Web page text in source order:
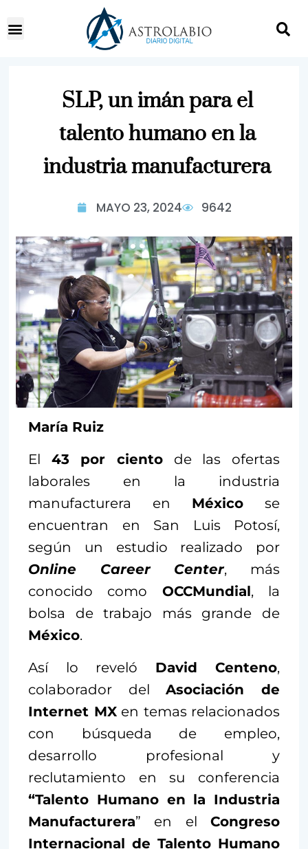
SLP, un imán para el
talento humano en la
industria manufacturera
MAYO 23, 2024 9642
María Ruiz
El 43 por ciento de las ofertas
laborales en la industria
manufacturera en México se
encuentran en San Luis Potosí,
según un estudio realizado por
Online Career Center, más
conocido como OCCMundial, la
bolsa de trabajo más grande de
México.
Así lo reveló David Centeno,
colaborador delAsociación de
Internet MXen temas relacionados
con búsqueda de empleo,
desarrollo profesional y
reclutamiento en su conferencia
“Talento Humano en la Industria
Manufacturera” en el Congreso
Internacional de Talento Humano